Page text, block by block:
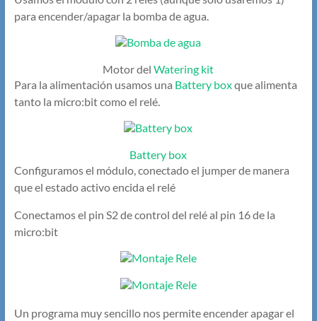
para encender/apagar la bomba de agua.
Motor delWatering kit
Para la alimentación usamos una Battery boxque alimenta
tanto la micro:bit como el relé.
Battery box
Configuramos el módulo, conectado el jumper de manera
que el estado activo encida el relé
Conectamos el pin S2 de control del relé al pin 16 de la
micro:bit
Un programa muy sencillo nos permite encender apagar el